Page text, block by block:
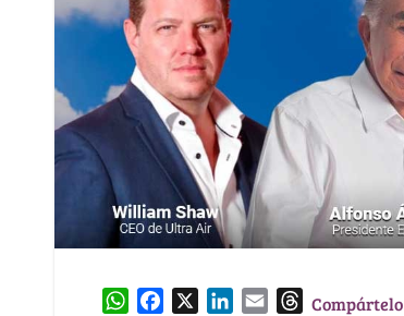
W
TCompártelo